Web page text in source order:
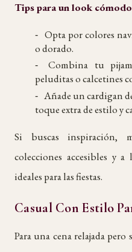
Tips para un look
Opta por colores
o dorado.
Combina tu
peluditas o calcetines
Añade un cardigan
toque extra de estilo y
Si buscas inspiración,
colecciones accesibles y
ideales para las fiestas.
Casual Con Estilo
Para una cena relajada